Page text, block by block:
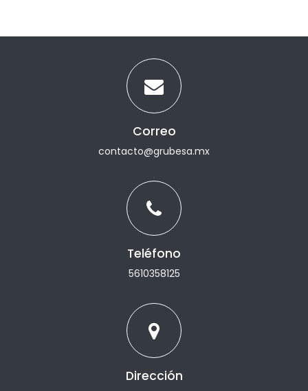
Correo
contacto@grubesa.mx
Teléfono
5610358125
Dirección